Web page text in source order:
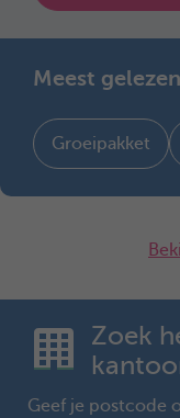
Meest
Groeipakket
Zoek
Geef je postcode